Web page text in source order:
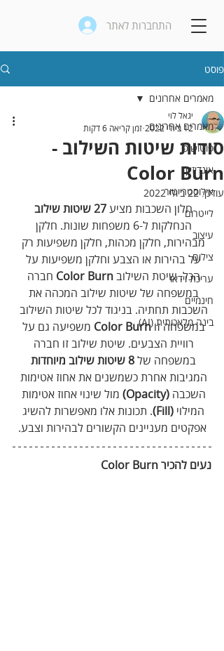
התחברות לאתר
פוסט
מאמרים אחרונים
פוטושופ
אינדיזיין
אילוסטרייטור
לייטרום
עיצוב
צילום
עריכת וידאו
חינמיים
בינה מלאכותית (AI)
מאמרים אחרונים
סודות שיטות השילוב -
Color Burn
יגאל לוי
12 ביולי 2022
זמן קריאה 6 דקות
עודכן:22 ביולי 2022
חלון השכבות מציע 27 שיטות שילוב
הנחלקות ל-6 משפחות שונות. חלקן
מבהירות, חלקן מכהות, חלקן משפיעות רק
על בהירות או הצבע וחלקן משפיעות על
הכל. שיטת השילוב Color Burn חברה
במשפחה של שיטות שילוב המכהה את
השכבות תחתיה. בניגוד לכל שיטות השילוב
במשפחה זו Color Burn משפיעה גם על
רוויית הצבעים. שיטת שילוב זו חברה
במשפחה של 8 שיטות שילוב מיוחדות
המגיבות אחרת כשמשנים את אחוז אטימות
השכבה (Opacity)
מול שינוי אחוז אטימות
המילוי (Fill)
. תכונות אלו מאפשרות להשיג
אפקטים מעניינים הקשורים לבהירות וצבע.
נעים להכיר Color Burn